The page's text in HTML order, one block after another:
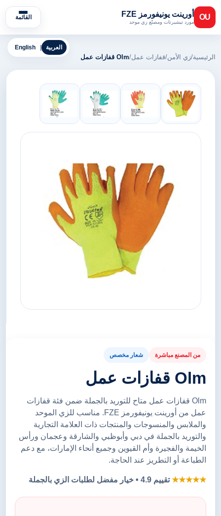
OU أورينت يونيفورمز FZE
مورد تيشيرتات ومصنّع زي موحد
القائمة
English العربية
الرئيسية/زي الأمن/قفازات عمل/Olm قفازات عمل
من المصنع مباشرة شعار مخصص
Olm قفازات عمل
Olm قفازات عمل متاح للتوريد بالجملة ضمن فئة قفازات
عمل من أورينت يونيفورمز FZE. مناسب للزي الموحد
والملابس والمنسوجات والمنتجات ذات العلامة التجارية
والتوريد بالجملة في دبي وأبوظبي والشارقة وعجمان ورأس
الخيمة والفجيرة وأم القيوين وجميع أنحاء الإمارات، مع دعم
الطباعة أو التطريز عند الحاجة.
★★★★★تقييم 4.9 • خيار مفضل لطلبات الزي بالجملة